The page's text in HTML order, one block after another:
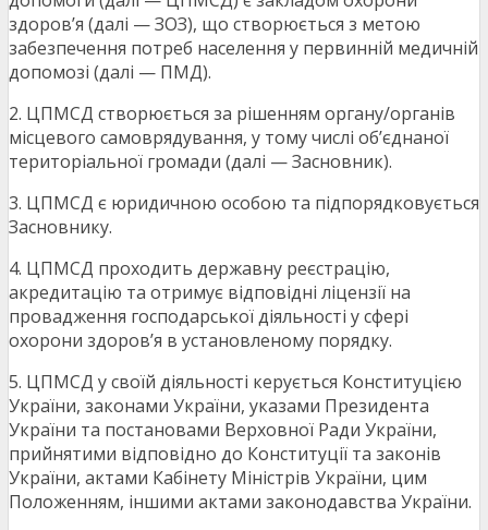
здоров’я (далі — ЗОЗ), що створюється з метою
забезпечення потреб населення у первинній медичній
допомозі (далі — ПМД).
2. ЦПМСД створюється за рішенням органу/органів
місцевого самоврядування, у тому числі об’єднаної
територіальної громади (далі — Засновник).
3. ЦПМСД є юридичною особою та підпорядковується
Засновнику.
4. ЦПМСД проходить державну реєстрацію,
акредитацію та отримує відповідні ліцензії на
провадження господарської діяльності у сфері
охорони здоров’я в установленому порядку.
5. ЦПМСД у своїй діяльності керується Конституцією
України, законами України, указами Президента
України та постановами Верховної Ради України,
прийнятими відповідно до Конституції та законів
України, актами Кабінету Міністрів України, цим
Положенням, іншими актами законодавства України.